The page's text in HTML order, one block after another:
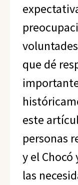
que dé
este
personas
y el Chocó
las